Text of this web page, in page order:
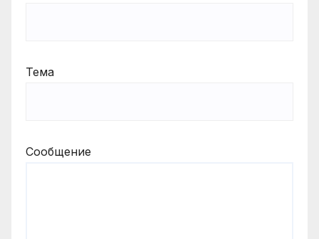
Тема
Сообщение